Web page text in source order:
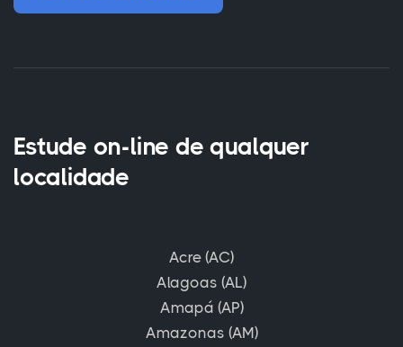
Estude on-line de qualquer
localidade
Acre (AC)
Alagoas (AL)
Amapá (AP)
Amazonas (AM)